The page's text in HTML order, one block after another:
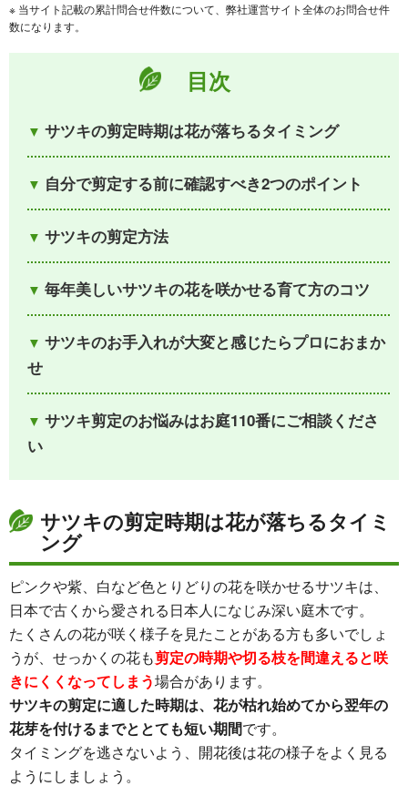
※ 当サイト記載の累計問合せ件数について、弊社運営サイト全体のお問合せ件
数になります。
目次
サツキの剪定時期は花が落ちるタイミング
自分で剪定する前に確認すべき2つのポイント
サツキの剪定方法
毎年美しいサツキの花を咲かせる育て方のコツ
サツキのお手入れが大変と感じたらプロにおまか
せ
サツキ剪定のお悩みはお庭110番にご相談くださ
い
サツキの剪定時期は花が落ちるタイミ
ング
ピンクや紫、白など色とりどりの花を咲かせるサツキは、
日本で古くから愛される日本人になじみ深い庭木です。
たくさんの花が咲く様子を見たことがある方も多いでしょ
うが、せっかくの花も剪定の時期や切る枝を間違えると咲
きにくくなってしまう場合があります。
サツキの剪定に適した時期は、花が枯れ始めてから翌年の
花芽を付けるまでととても短い期間です。
タイミングを逃さないよう、開花後は花の様子をよく見る
ようにしましょう。